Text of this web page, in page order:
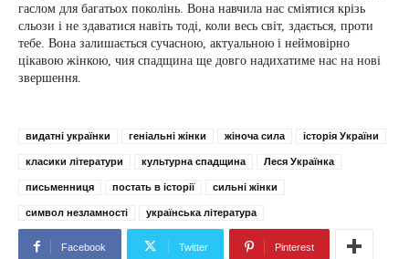
гаслом для багатьох поколінь. Вона навчила нас сміятися крізь
сльози і не здаватися навіть тоді, коли весь світ, здається, проти
тебе. Вона залишається сучасною, актуальною і неймовірно
цікавою жінкою, чия спадщина ще довго надихатиме нас на нові
звершення.
видатні українки геніальні жінки жіноча сила історія України
класики літератури культурна спадщина Леся Українка
письменниця постать в історії сильні жінки
символ незламності українська література
Facebook Twitter Pinterest